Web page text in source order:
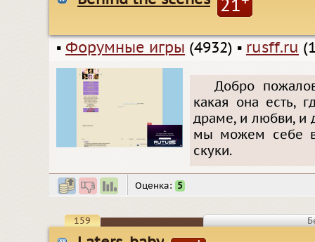
21
▪ Форумные игры (4932) ▪ rusff.ru
Добро
какая она есть,
драме, и любви, и
мы можем себе
скуки.
Оценка: 5
159